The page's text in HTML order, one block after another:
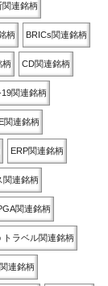
関連銘柄
柄 BRICs関連銘柄
柄 CD関連銘柄
関連銘柄
関連銘柄
ERP関連銘柄
関連銘柄
関連銘柄
トラベル関連銘柄
連銘柄